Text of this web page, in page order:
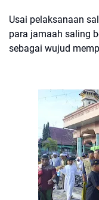
Usai pelaksanaan
para jamaah saling
sebagai wujud